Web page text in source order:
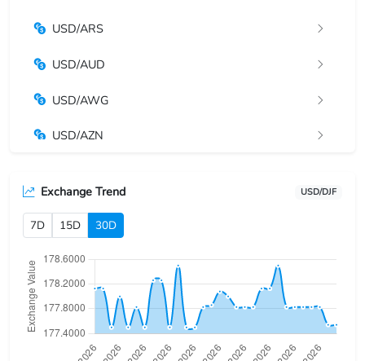
USD/ARS
USD/AUD
USD/AWG
USD/AZN
USD/BDT
USD/BGN
USD/BHD
USD/BIF
Exchange Trend USD/DJF
7D 15D 30D